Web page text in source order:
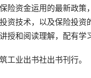
资金运用的最新政策
资技术，以及保险投
和阅读理解，配有学
业出书社出书刊行。